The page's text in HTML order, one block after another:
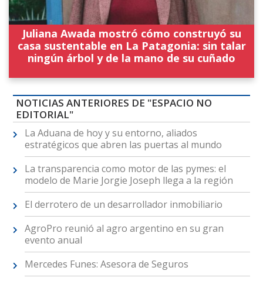
Juliana Awada mostró cómo construyó su
casa sustentable en La Patagonia: sin talar
ningún árbol y de la mano de su cuñado
NOTICIAS ANTERIORES DE "ESPACIO NO
EDITORIAL"
La Aduana de hoy y su entorno, aliados
estratégicos que abren las puertas al mundo
La transparencia como motor de las pymes: el
modelo de Marie Jorgie Joseph llega a la región
El derrotero de un desarrollador inmobiliario
AgroPro reunió al agro argentino en su gran
evento anual
Mercedes Funes: Asesora de Seguros